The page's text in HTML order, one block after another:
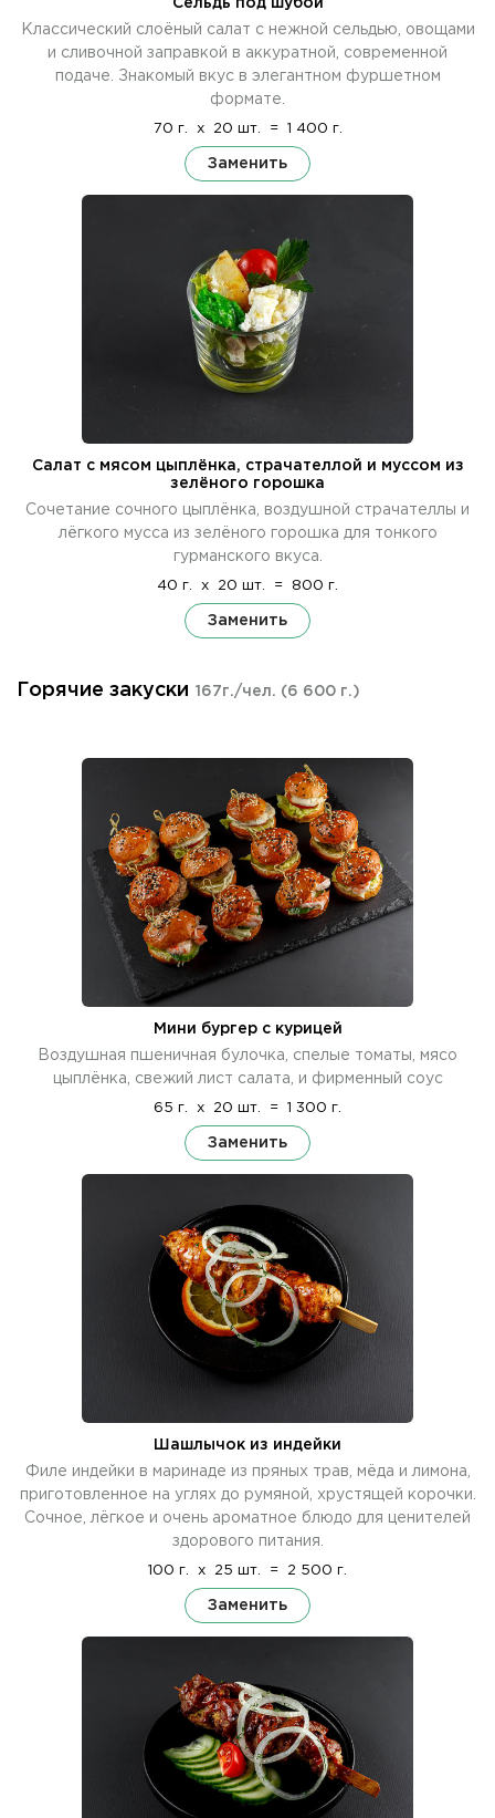
Сельдь под шубой
Классический слоёный салат с нежной сельдью, овощами
и сливочной заправкой в аккуратной, современной
подаче. Знакомый вкус в элегантном фуршетном
формате.
70 г. x 20 шт. = 1 400 г.
Заменить
Салат с мясом цыплёнка, страчателлой и муссом из
зелёного горошка
Сочетание сочного цыплёнка, воздушной страчателлы и
лёгкого мусса из зелёного горошка для тонкого
гурманского вкуса.
40 г. x 20 шт. = 800 г.
Заменить
Горячие закуски 167г./чел. (6 600 г.)
Мини бургер с курицей
Воздушная пшеничная булочка, спелые томаты, мясо
цыплёнка, свежий лист салата, и фирменный соус
65 г. x 20 шт. = 1 300 г.
Заменить
Шашлычок из индейки
Филе индейки в маринаде из пряных трав, мёда и лимона,
приготовленное на углях до румяной, хрустящей корочки.
Сочное, лёгкое и очень ароматное блюдо для ценителей
здорового питания.
100 г. x 25 шт. = 2 500 г.
Заменить